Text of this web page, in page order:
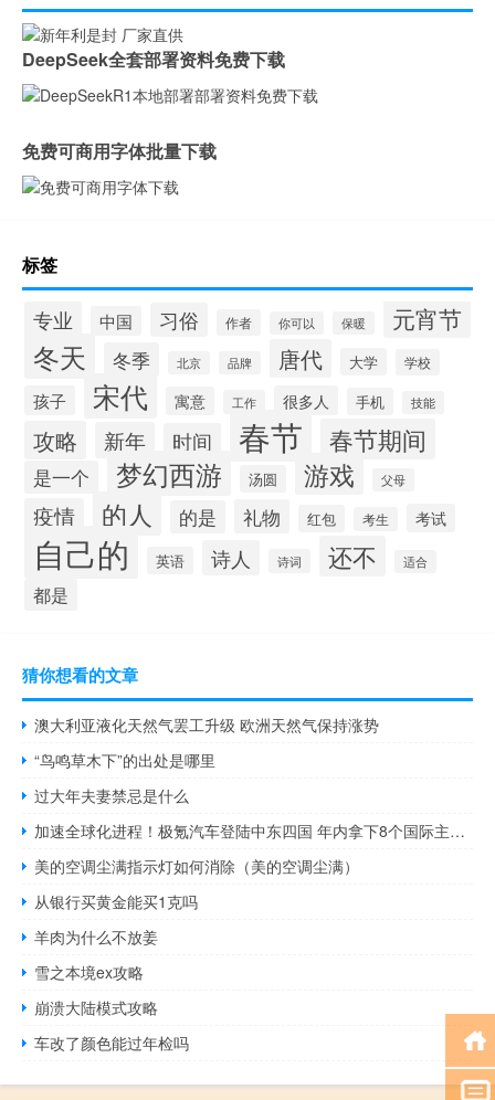
DeepSeek全套部署资料免费下载
免费可商用字体批量下载
标签
专业 中国 习俗 作者 你可以 保暖 元宵节
冬天 冬季 北京 品牌 唐代 大学 学校
孩子 宋代 寓意 工作 很多人 手机 技能
攻略 新年 时间 春节 春节期间
是一个 梦幻西游 汤圆 游戏 父母
疫情 的人 的是 礼物 红包 考生 考试
自己的 英语 诗人 诗词 还不 适合
都是
猜你想看的文章
澳大利亚液化天然气罢工升级 欧洲天然气保持涨势
“鸟鸣草木下”的出处是哪里
过大年夫妻禁忌是什么
加速全球化进程！极氪汽车登陆中东四国 年内拿下8个国际主流市场
美的空调尘满指示灯如何消除（美的空调尘满）
从银行买黄金能买1克吗
羊肉为什么不放姜
雪之本境ex攻略
崩溃大陆模式攻略
车改了颜色能过年检吗